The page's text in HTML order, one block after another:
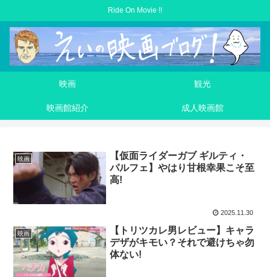
Ride On Movie !!
映画 観光
映画館紹介 成人映画館
映画
【仮面ライダーガブ ギルティ・
パルフェ】やはり甘根幸果こそ至
高!
2025.11.30
映画
【トリツカレ男レビュー】キャラ
デザがキモい？それで避けちゃ勿
体ない!